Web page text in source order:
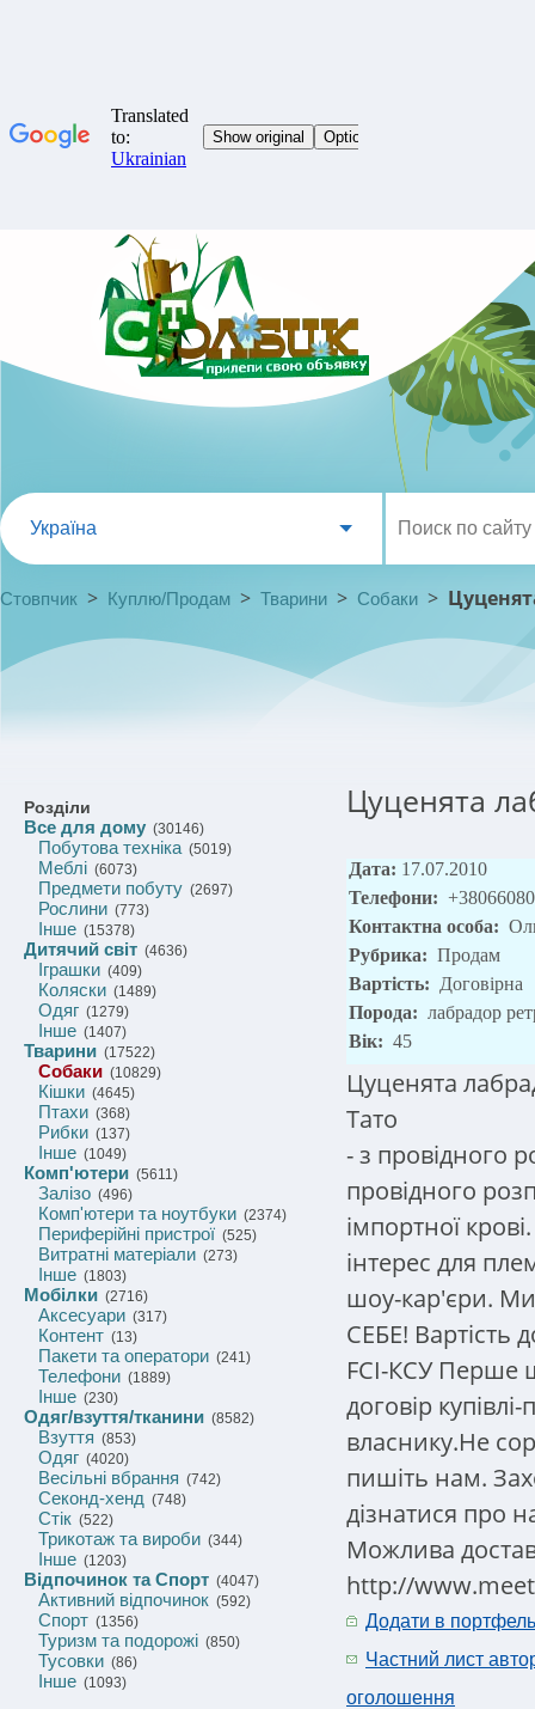
Україна
Стовпчик > Куплю/Продам > Тварини > Собаки >
Розділи
Все для дому (30146)
Побутова техніка(5019)
Меблі (6073)
Предмети побуту (2697)
Рослини (773)
Інше (15378)
Дитячий світ (4636)
Іграшки (409)
Коляски (1489)
Одяг (1279)
Інше (1407)
Тварини (17522)
Собаки (10829)
Кішки (4645)
Птахи (368)
Рибки (137)
Інше (1049)
Комп'ютери (5611)
Залізо (496)
Комп'ютери та ноутбуки (2374)
Периферійні пристрої (525)
Витратні матеріали (273)
Інше (1803)
Мобілки (2716)
Аксесуари (317)
Контент (13)
Пакети та оператори (241)
Телефони (1889)
Інше (230)
Одяг/взуття/тканини (8582)
Взуття (853)
Одяг (4020)
Весільні вбрання (742)
Секонд-хенд (748)
Стік (522)
Трикотаж та вироби (344)
Інше (1203)
Відпочинок та Спорт (4047)
Активний відпочинок (592)
Спорт (1356)
Туризм та подорожі (850)
Тусовки (86)
Інше (1093)
Цуценята
Дата: 17.07.2010
Телефони:
Контактна особа:
Рубрика: Продам
Вартість: Договірна
Порода: лабрадор
Вік: 45
Цуценята
Тато
- з провідного
провідного
імпортної
інтерес для
шоу-кар'єри.
СЕБЕ! Вартість
FCI-КСУ Перше
договір
власнику.Не
пишіть нам.
дізнатися про
Можлива
http://
Додати в портфель
Частний лист
оголошення